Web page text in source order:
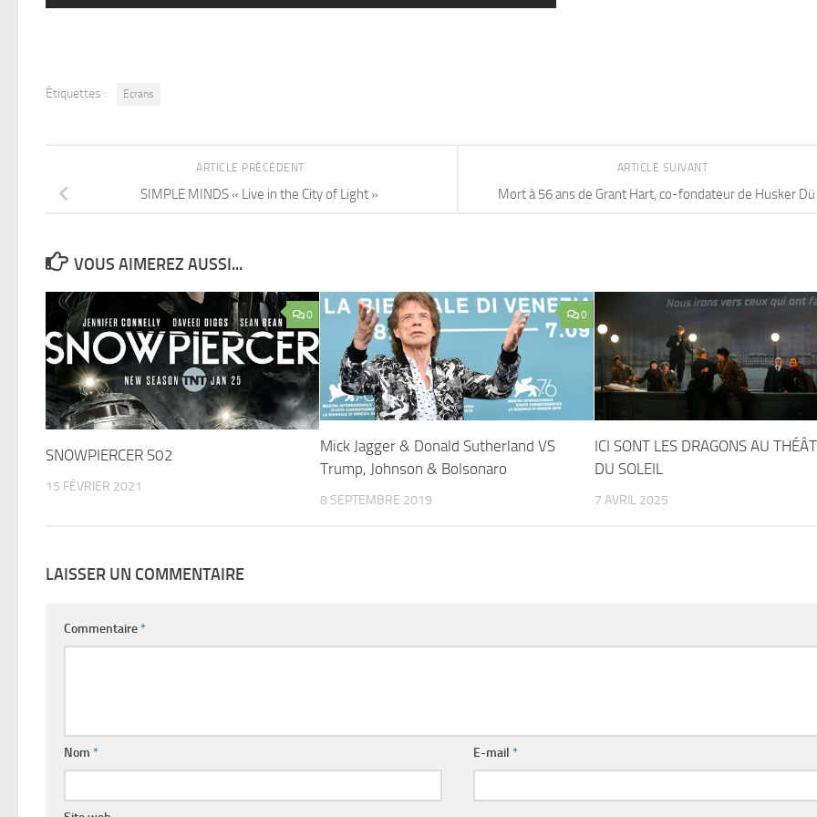
Étiquettes : Ecrans
ARTICLE SUIVANT
Mort à 56 ans de Grant Hart, co-fondateur de Husker Dü
ARTICLE PRÉCÉDENT
SIMPLE MINDS « Live in the City of Light »
VOUS AIMEREZ AUSSI...
0
SNOWPIERCER S02
15 FÉVRIER 2021
0
Mick Jagger & Donald Sutherland VS
Trump, Johnson & Bolsonaro
8 SEPTEMBRE 2019
ICI SONT LES DRAGONS AU
DU SOLEIL
7 AVRIL 2025
LAISSER UN COMMENTAIRE
Commentaire*
Nom * E-mail*